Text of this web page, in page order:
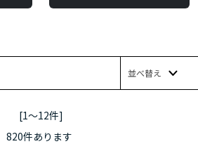
並べ替え
[1～12件]
820件あります